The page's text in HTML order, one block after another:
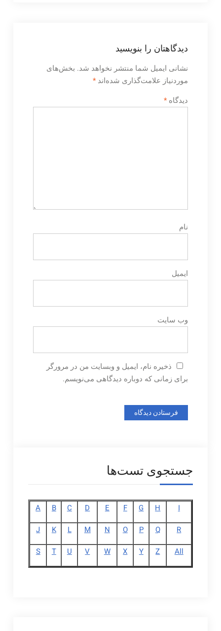
دیدگاهتان را بنویسید
نشانی ایمیل شما منتشر نخواهد شد. بخش‌های
موردنیاز علامت‌گذاری شده‌اند *
دیدگاه *
نام
ایمیل
وب‌ سایت
ذخیره نام، ایمیل و وبسایت من در مرورگر
برای زمانی که دوباره دیدگاهی می‌نویسم.
جستجوی تست‌ها
I
H
G
F
E
D
C
B
A
R
Q
P
O
N
M
L
K
J
All
Z
Y
X
W
V
U
T
S